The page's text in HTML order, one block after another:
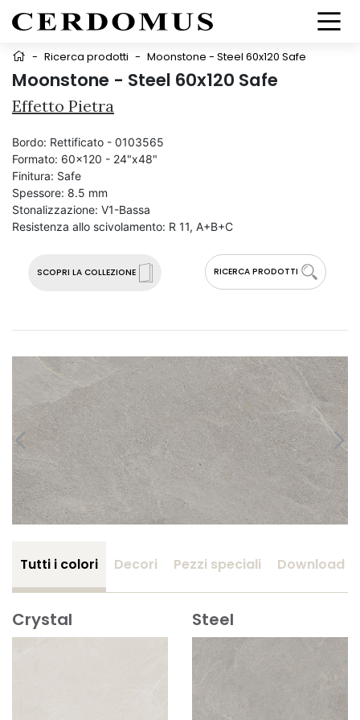
- Ricerca prodotti - Moonstone - Steel 60x120 Safe
Moonstone - Steel 60x120 Safe
Effetto Pietra
SCOPRI LA COLLEZIONE RICERCA PRODOTTI
Bordo: Rettificato - 0103565
Formato: 60x120 - 24"x48"
Finitura: Safe
Spessore: 8.5 mm
Stonalizzazione: V1-Bassa
Resistenza allo scivolamento: R 11, A+B+C
Tutti i colori Decori Pezzi speciali Download
Crystal Steel